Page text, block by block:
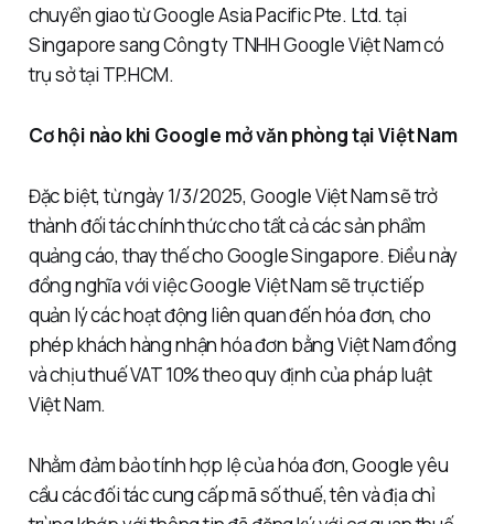
chuyển giao từ Google Asia Pacific Pte. Ltd. tại
Singapore sang Công ty TNHH Google Việt Nam có
trụ sở tại TP.HCM.
Cơ hội nào khi Google mở văn phòng tại Việt Nam
Đặc biệt, từ ngày 1/3/2025, Google Việt Nam sẽ trở
thành đối tác chính thức cho tất cả các sản phẩm
quảng cáo, thay thế cho Google Singapore. Điều này
đồng nghĩa với việc Google Việt Nam sẽ trực tiếp
quản lý các hoạt động liên quan đến hóa đơn, cho
phép khách hàng nhận hóa đơn bằng Việt Nam đồng
và chịu thuế VAT 10% theo quy định của pháp luật
Việt Nam.
Nhằm đảm bảo tính hợp lệ của hóa đơn, Google yêu
cầu các đối tác cung cấp mã số thuế, tên và địa chỉ